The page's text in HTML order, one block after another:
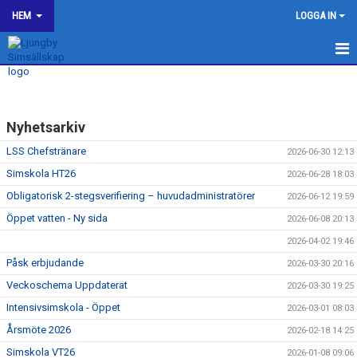
HEM LOGGA IN
LJUNGBY SIMSÄLLSKAP
BILDGALLERI
SPONSORER
KALENDER
WEBSHOP
HJÄLP TILL I LJUNGBY SS
Nyhetsarkiv
LSS Chefstränare 2026-06-30 12:13
Simskola HT26 2026-06-28 18:03
Obligatorisk 2-stegsverifiering – huvudadministratörer 2026-06-12 19:59
Öppet vatten - Ny sida 2026-06-08 20:13
2026-04-02 19:46
Påsk erbjudande 2026-03-30 20:16
Veckoschema Uppdaterat 2026-03-30 19:25
Intensivsimskola - Öppet 2026-03-01 08:03
Årsmöte 2026 2026-02-18 14:25
Simskola VT26 2026-01-08 09:06